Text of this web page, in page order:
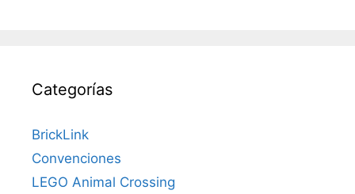
Categorías
BrickLink
Convenciones
LEGO Animal Crossing